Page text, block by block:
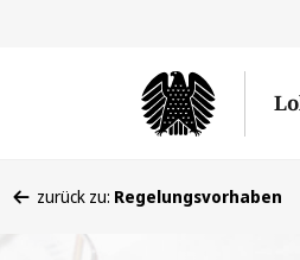
befinden
zurück zu: Regelungsvorhaben